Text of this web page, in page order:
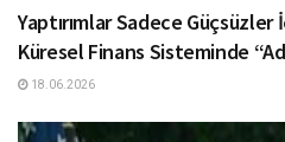
Yaptırımlar Sadece Güçsüzler
Küresel Finans Sisteminde
18.06.2026